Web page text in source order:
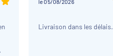
le 05/08/2026
Livraison dans les délais.